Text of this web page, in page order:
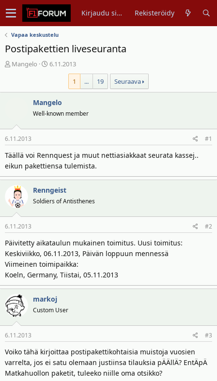
Kirjaudu sisään Rekisteröidy
Vapaa keskustelu
Postipakettien liveseuranta
V
s
e
t
u
n
a
o
i
t
t
j
a
Mangelo
A
i
t
u
p
v
ä
m
ä
ä
ä
6.11.2013
1
... 19 Seuraava
Mangelo
Well-known member
6.11.2013 #1
Täällä voi Rennquest ja muut nettiasiakkaat seurata kassej..
eikun pakettiensa tulemista.
Renngeist
Soldiers of Antisthenes
6.11.2013 #2
Päivitetty aikataulun mukainen toimitus. Uusi toimitus:
Keskiviikko, 06.11.2013, Päivän loppuun mennessä
Viimeinen toimipaikka:
Koeln, Germany, Tiistai, 05.11.2013
markoj
Custom User
6.11.2013 #3
Voiko tähä kirjoittaa postipakettikohtaisia muistoja vuosien
varrelta, jos ei satu olemaan justiinsa tilauksia pÄÄllÄ? EntÄpÄ
Matkahuollon paketit, tuleeko niille oma otsikko?